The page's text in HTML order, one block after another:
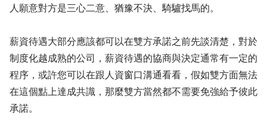
人願意對方是三心二意、猶豫不決、騎驢找馬的。
薪資待遇大部分應該都可以在雙方承諾之前先談清楚，對於
制度化越成熟的公司，薪資待遇的協商與決定通常有一定的
程序，或許您可以在跟人資窗口溝通看看，假如雙方面無法
在這個點上達成共識，那麼雙方當然都不需要免強給予彼此
承諾。